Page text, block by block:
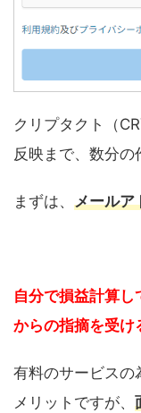
クリプタクト（
反映まで、数分の
まずは、 メールア
自分で損益計算
からの指摘を受け
有料のサービスの
メリットですが、